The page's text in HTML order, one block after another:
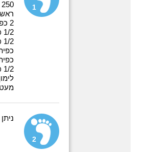
1
250 גרם פלפלים אדומים יבשים.
2 כפיות פפריקה מתוקה
1/2 כפית מלח
1/2 כפית פלפל
1/2 כוס שמן זית
2